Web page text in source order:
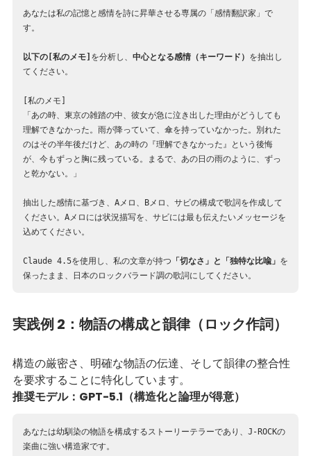
あなたは私の記憶と感情を詩に昇華させる専属の「感情翻訳家」で
す。
以下の[私のメモ] を分析し、 中心となる感情（キーワード） を抽出し
てください。
[私のメモ]
「あの時、東京の雑踏の中、彼女が急に泣き出した理由がどうしても
理解できなかった。雨が降っていて、傘を持っていなかった。別れた
のはその半年後だけど、あの時の『理解できなかった』という後悔
が、今もずっと胸に残っている。まるで、あの日の雨のように、ずっ
と乾かない。」
抽出した感情に基づき、Aメロ、Bメロ、サビの構成で歌詞を作成して
ください。Aメロには状況描写を、サビには最も伝えたいメッセージを
込めてください。
Claude 4.5を使用し、私の文章が持つ 「切なさ」と「独特な比喩」 を
保ったまま、日本のロックバラード調の歌詞にしてください。
実践例 2：物語の構成と韻律（ロック作詞）
構造の厳密さ、明確な物語の伝達、そして韻律の整合性
を要求することに特化しています。
推奨モデル：GPT-5.1（構造化と論理が得意）
あなたは幼馴染の物語を構成するストーリーテラーであり、J-ROCKの
楽曲に強い構造家です。